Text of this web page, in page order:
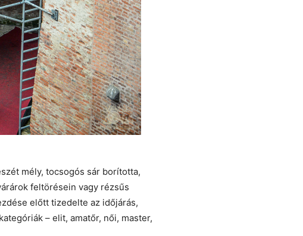
mély, tocsogós sár borította,
feltörésein vagy rézsűs
előtt tizedelte az időjárás,
– elit, amatőr, női, master,